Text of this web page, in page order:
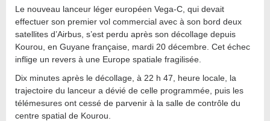
Le nouveau lanceur léger européen Vega-C, qui devait
effectuer son premier vol commercial avec à son bord deux
satellites d’Airbus, s’est perdu après son décollage depuis
Kourou, en Guyane française, mardi 20 décembre. Cet échec
inflige un revers à une Europe spatiale fragilisée.
Dix minutes après le décollage, à 22 h 47, heure locale, la
trajectoire du lanceur a dévié de celle programmée, puis les
télémesures ont cessé de parvenir à la salle de contrôle du
centre spatial de Kourou.